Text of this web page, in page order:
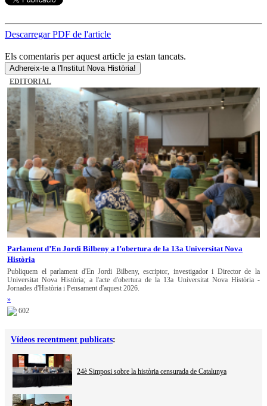
Descarregar PDF de l'article
Els comentaris per aquest article ja estan tancats.
Adhereix-te a l'Institut Nova Història!
EDITORIAL
Parlament d’En Jordi Bilbeny a l’obertura de la 13a Universitat Nova
Història
Publiquem el parlament d'En Jordi Bilbeny, escriptor, investigador i Director de la
Universitat Nova Història; a l'acte d'obertura de la 13a Universitat Nova Història -
Jornades d'Història i Pensament d'aquest 2026.
»
602
Vídeos recentment publicats:
24è Simposi sobre la història censurada de Catalunya